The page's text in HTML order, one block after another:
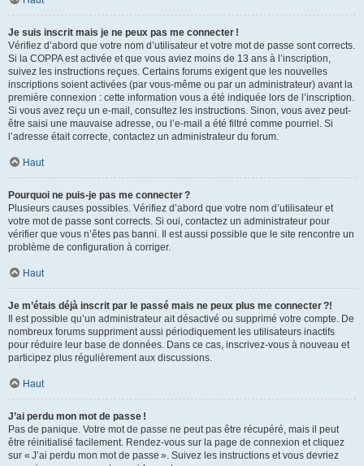
Je suis inscrit mais je ne peux pas me connecter !
Vérifiez d’abord que votre nom d’utilisateur et votre mot de passe sont corrects.
Si la COPPA est activée et que vous aviez moins de 13 ans à l’inscription,
suivez les instructions reçues. Certains forums exigent que les nouvelles
inscriptions soient activées (par vous-même ou par un administrateur) avant la
première connexion : cette information vous a été indiquée lors de l’inscription.
Si vous avez reçu un e-mail, consultez les instructions. Sinon, vous avez peut-
être saisi une mauvaise adresse, ou l’e-mail a été filtré comme pourriel. Si
l’adresse était correcte, contactez un administrateur du forum.
Haut
Pourquoi ne puis-je pas me connecter ?
Plusieurs causes possibles. Vérifiez d’abord que votre nom d’utilisateur et
votre mot de passe sont corrects. Si oui, contactez un administrateur pour
vérifier que vous n’êtes pas banni. Il est aussi possible que le site rencontre un
problème de configuration à corriger.
Haut
Je m’étais déjà inscrit par le passé mais ne peux plus me connecter ?!
Il est possible qu’un administrateur ait désactivé ou supprimé votre compte. De
nombreux forums suppriment aussi périodiquement les utilisateurs inactifs
pour réduire leur base de données. Dans ce cas, inscrivez-vous à nouveau et
participez plus régulièrement aux discussions.
Haut
J’ai perdu mon mot de passe !
Pas de panique. Votre mot de passe ne peut pas être récupéré, mais il peut
être réinitialisé facilement. Rendez-vous sur la page de connexion et cliquez
sur « J’ai perdu mon mot de passe ». Suivez les instructions et vous devriez